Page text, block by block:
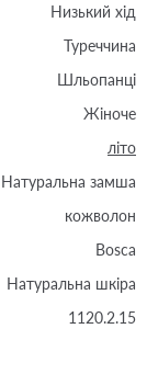
Низький хід
Туреччина
Шльопанці
Жіноче
літо
Натуральна замша
кожволон
Bosca
Натуральна шкіра
1120.2.15